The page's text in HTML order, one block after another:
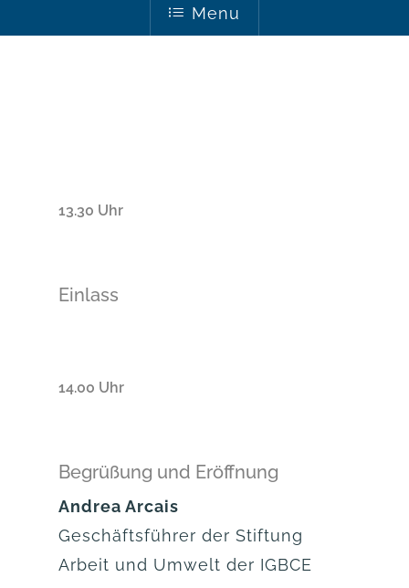
Menu
13.30 Uhr
Einlass
14.00 Uhr
Begrüßung und Eröffnung
Andrea Arcais
Geschäftsführer der Stiftung
Arbeit und Umwelt der IGBCE